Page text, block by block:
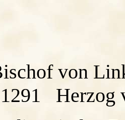
von
Herzog